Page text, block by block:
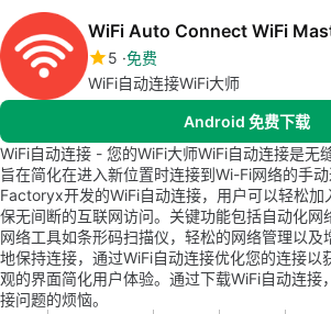
WiFi Auto Connect WiFi
5 免费
WiFi自动连接WiFi大师
Android 免费下载
WiFi自动连接 - 您的WiFi大师WiFi自动连接是无
旨在简化在进入新位置时连接到Wi-Fi网络的手
Factoryx开发的WiFi自动连接，用户可以轻松加
保无间断的互联网访问。关键功能包括自动化网
网络工具如条形码扫描仪，轻松的网络管理以及
地保持连接，通过WiFi自动连接优化您的连接以
观的界面简化用户体验。通过下载WiFi自动连接
接问题的烦恼。